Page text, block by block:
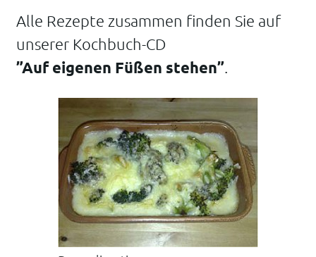
Alle Rezepte zusammen finden Sie auf
unserer Kochbuch-CD
”Auf eigenen Füßen stehen”.